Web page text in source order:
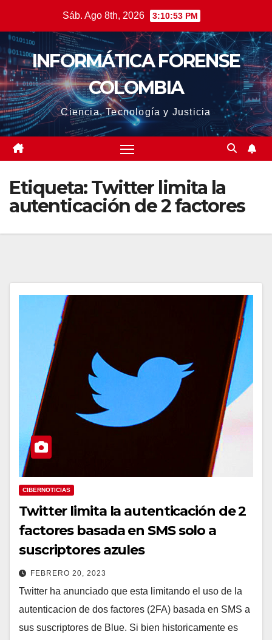
contenido
Sáb. Ago 8th, 2026 3:10:54 PM
INFORMÁTICA FORENSE
COLOMBIA
Ciencia, Tecnología y Justicia
Etiqueta:Twitter limita la
autenticación de 2 factores
CIBERNOTICIAS
Twitter limita la autenticación de 2
factores basada en SMS solo a
suscriptores azules
FEBRERO 20, 2023
Twitter ha anunciado que esta limitando el uso de la
autenticacion de dos factores (2FA) basada en SMS a
sus suscriptores de Blue. Si bien historicamente es